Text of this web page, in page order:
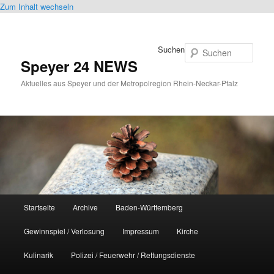
Zum Inhalt wechseln
Speyer 24 NEWS
Aktuelles aus Speyer und der Metropolregion Rhein-Neckar-Pfalz
Suchen
Startseite Archive Baden-Württemberg
Gewinnspiel / Verlosung Impressum Kirche
Kulinarik Polizei / Feuerwehr / Rettungsdienste